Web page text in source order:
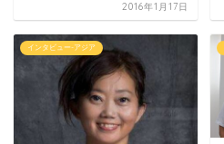
2016年1月17日
インタビュー-アジア